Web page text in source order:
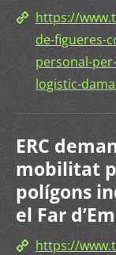
https://
de-figueres-
personal-
logistic-
ERC
mobilitat
polígons
el Far
https://